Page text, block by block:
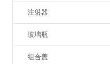
注射器
玻璃瓶
组合盖